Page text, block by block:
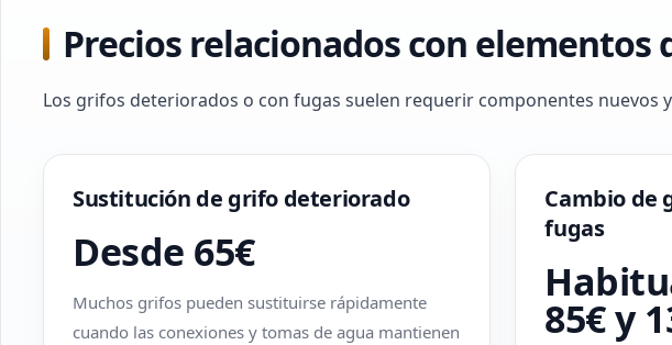
Precios relacionados con
Los grifos deteriorados o con fugas suelen requerir componentes nuevos
Sustitución de grifo deteriorado
Desde 65€
Muchos grifos pueden sustituirse rápidamente
cuando las conexiones y tomas de agua mantienen
Cambio de
fugas
85€ y